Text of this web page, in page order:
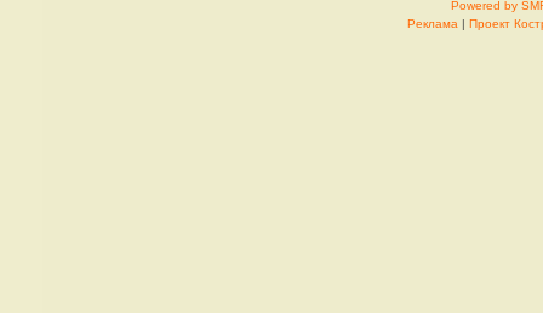
Powered by
Реклама | Проект